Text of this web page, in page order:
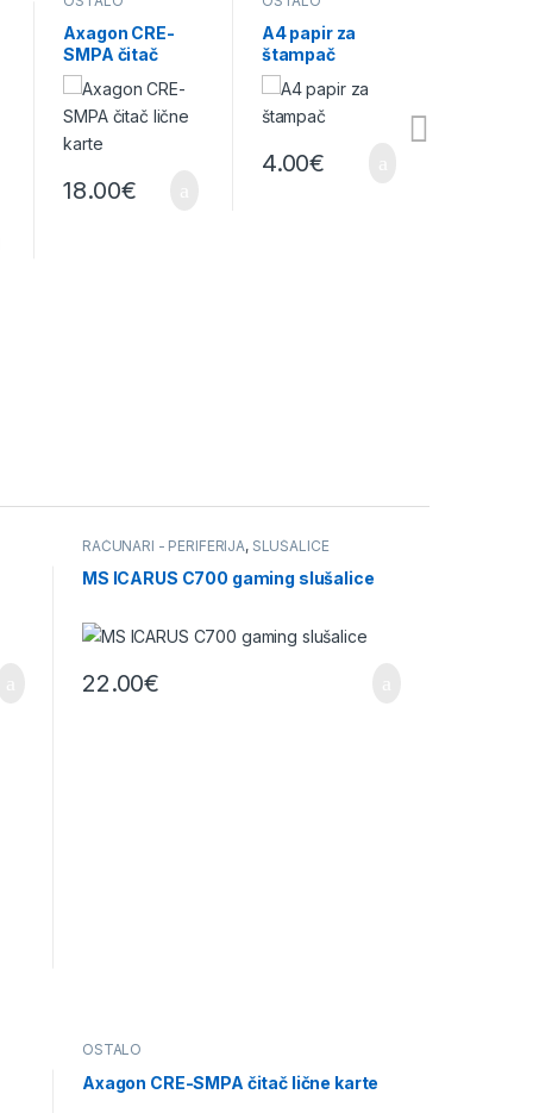
Axagon CRE-
SMPA čitač
lične karte
18.00€
A4 papir za
štampač
4.00€
RAČUNARI - PERIFERIJA, SLUŠALICE
MS ICARUS C700 gaming slušalice
22.00€
OSTALO
Axagon CRE-SMPA čitač lične karte